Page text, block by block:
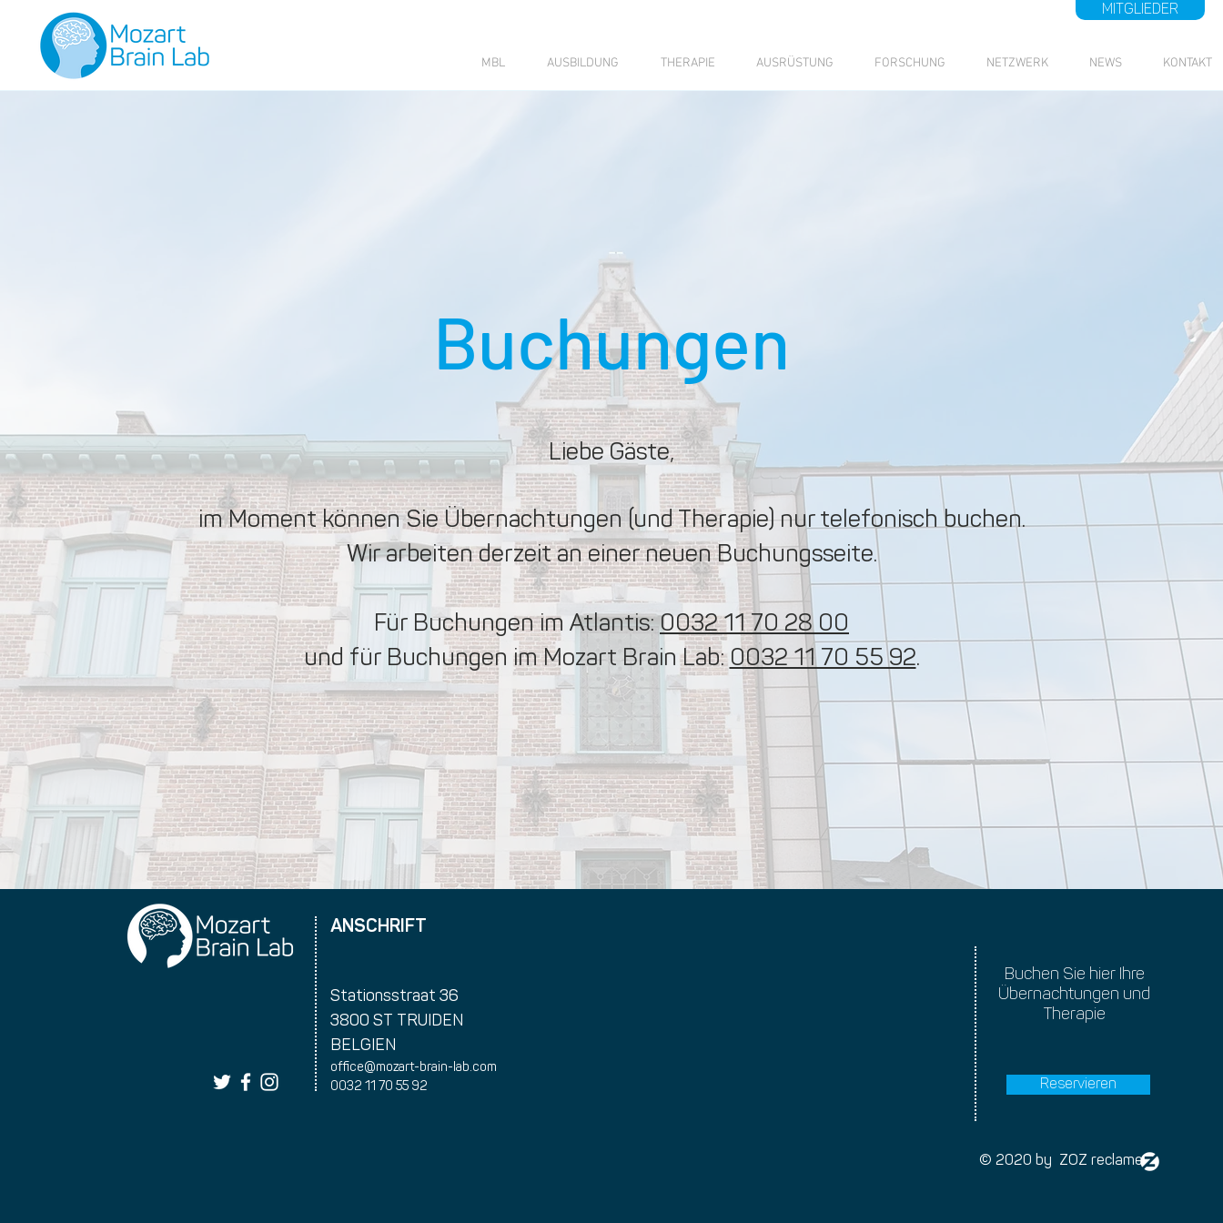
MITGLIEDER
MBL AUSBILDUNG THERAPIE AUSRÜSTUNG FORSCHUNG NETZWERK NEWS KONTAKT
Buchungen
Liebe Gäste,
im Moment können Sie Übernachtungen (und Therapie) nur telefonisch buchen.
Wir arbeiten derzeit an einer neuen Buchungsseite.
Für Buchungen im Atlantis: 0032 11 70 28 00
und für Buchungen im Mozart Brain Lab:0032 11 70 55 92.
ANSCHRIFT
Stationsstraat 36
3800 ST TRUIDEN
BELGIEN
office@mozart-brain-lab.com
0032 11 70 55 92
Buchen Sie hier Ihre
Übernachtungen und
Therapie
Reservieren
© 2020 by ZOZ reclame